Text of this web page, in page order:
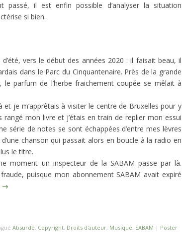
passé, il est enfin possible d’analyser la situation
si bien.
vers le début des années 2020 : il faisait beau, il
dans le Parc du Cinquantenaire. Près de la grande
parfum de l’herbe fraichement coupée se mêlait à
et je m’apprêtais à visiter le centre de Bruxelles pour y
rangé mon livre et j’étais en train de replier mon essui
série de notes se sont échappées d’entre mes lèvres
chanson qui passait alors en boucle à la radio en
le titre.
moment un inspecteur de la SABAM passe par là.
puisque mon abonnement SABAM avait expiré
→
Absurde, Copyright, Droits d'auteur, Musique, SABAM | Poster